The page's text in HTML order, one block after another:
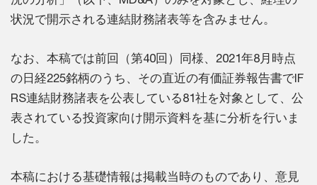
状況で開示される連結財務諸表等を含みません。
なお、本稿では前回（第40回）同様、2021年8月時点
の日経225銘柄のうち、その直近の有価証券報告書でIF
RS連結財務諸表を公表している81社を対象として、公
表されている投資家向け開示資料を基に分析を行いま
した。
本稿における基礎情報は掲載当時のものであり、意見